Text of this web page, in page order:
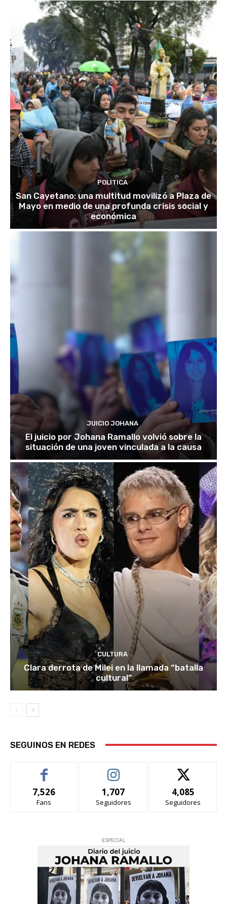
POLITICA
San Cayetano: una multitud movilizó a Plaza de
Mayo en medio de una profunda crisis social y
económica
JUICIO JOHANA
El juicio por Johana Ramallo volvió sobre la
situación de una joven vinculada a la causa
CULTURA
Clara derrota de Milei en la llamada “batalla
cultural”
SEGUINOS EN REDES
7,526
Fans
1,707
Seguidores
4,085
Seguidores
ESPECIAL